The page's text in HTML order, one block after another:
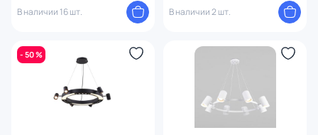
В наличии 16 шт.
В наличии 2 шт.
- 50 %